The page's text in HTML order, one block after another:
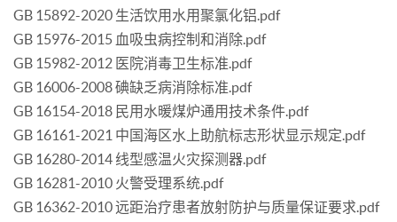
GB 15892-2020 生活饮用水用聚氯化铝.pdf
GB 15976-2015 血吸虫病控制和消除.pdf
GB 15982-2012 医院消毒卫生标准.pdf
GB 16006-2008 碘缺乏病消除标准.pdf
GB 16154-2018 民用水暖煤炉通用技术条件.pdf
GB 16161-2021 中国海区水上助航标志形状显示规定.pdf
GB 16280-2014 线型感温火灾探测器.pdf
GB 16281-2010 火警受理系统.pdf
GB 16362-2010 远距治疗患者放射防护与质量保证要求.pdf